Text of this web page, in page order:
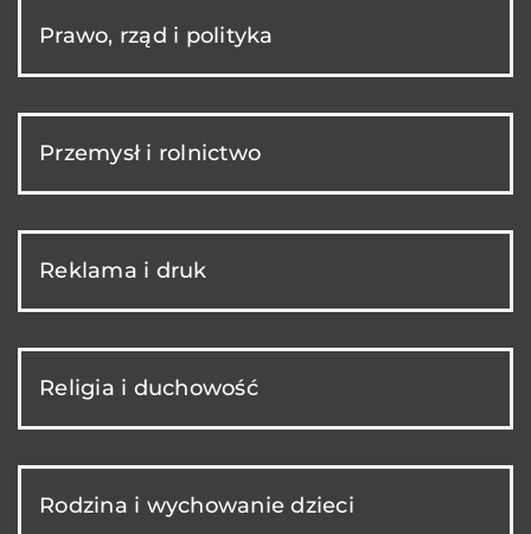
Prawo, rząd i polityka
Przemysł i rolnictwo
Reklama i druk
Religia i duchowość
Rodzina i wychowanie dzieci